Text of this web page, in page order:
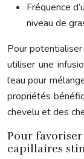
Fréquence
niveau de
Pour
utiliser une
l’eau pour
propriétés
chevelu et des
Pour favoriser
capillaires